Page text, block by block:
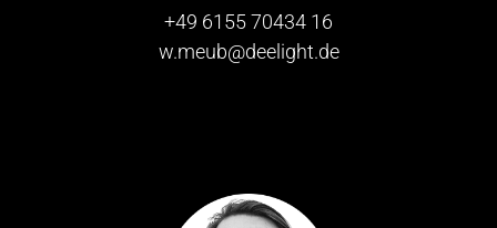
+49 6155 70434 16
w.meub@deelight.de